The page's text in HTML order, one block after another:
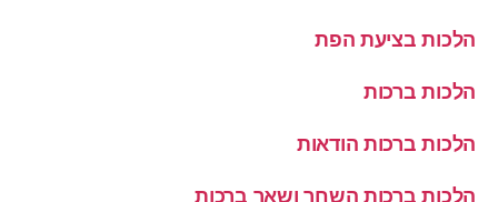
הלכות בציעת הפת
הלכות ברכות
הלכות ברכות הודאות
הלכות ברכות השחר ושאר ברכות